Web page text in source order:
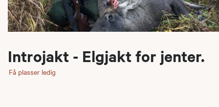
Introjakt - Elgjakt for jenter.
Få plasser ledig